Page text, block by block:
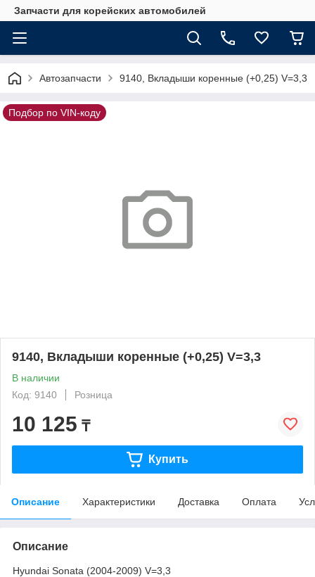
Запчасти для корейских автомобилей
Автозапчасти 9140, Вкладыши коренные (+0,25) V=3,3
Подбор по VIN-коду
9140, Вкладыши коренные (+0,25) V=3,3
В наличии
Код: 9140
Розница
10 125 ₸
Купить
Описание Характеристики Доставка Оплата
Описание
Hyundai Sonata (2004-2009) V=3,3